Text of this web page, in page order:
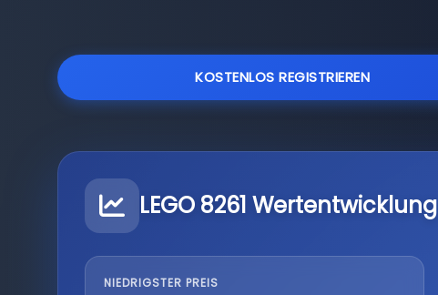
KOSTENLOS REGISTRIEREN
LEGO 8261 Wertentwicklung
NIEDRIGSTER PREIS